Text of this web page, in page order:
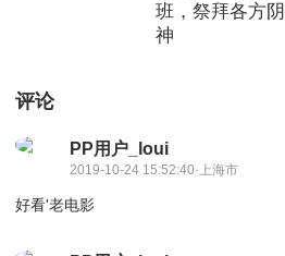
班，祭拜各方阴
神
评论
PP用户_loui
2019-10-24 15:52:40·上海市
好看'老电影